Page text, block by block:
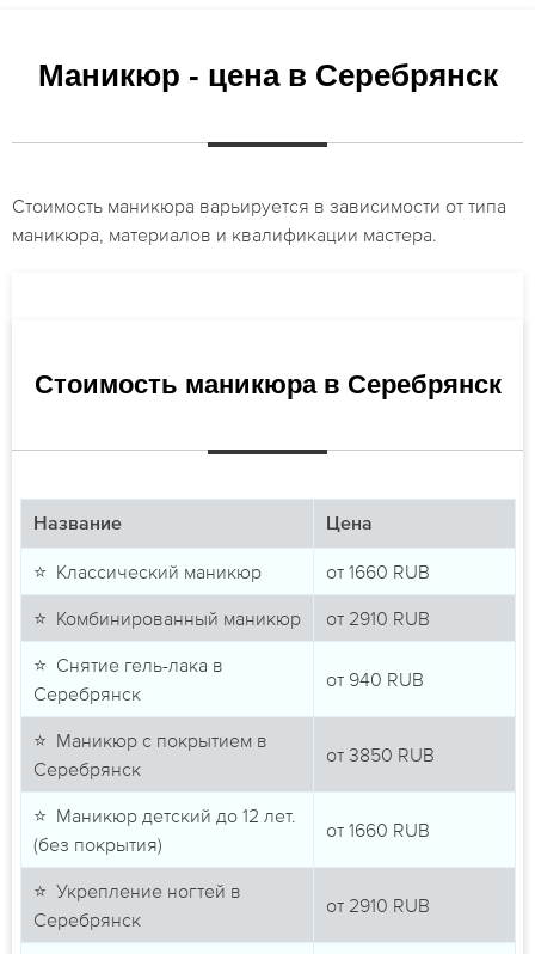
Маникюр - цена в Серебрянск
Стоимость маникюра варьируется в зависимости от типа
маникюра, материалов и квалификации мастера.
Стоимость маникюра в Серебрянск
Название Цена
⭐ Классический маникюр от 1660 RUB
⭐ Комбинированный маникюр от 2910 RUB
⭐ Снятие гель-лака в
Серебрянск
от 940 RUB
⭐ Маникюр с покрытием в
Серебрянск
от 3850 RUB
⭐ Маникюр детский до 12 лет.
(без покрытия)
от 1660 RUB
⭐ Укрепление ногтей в
Серебрянск
от 2910 RUB